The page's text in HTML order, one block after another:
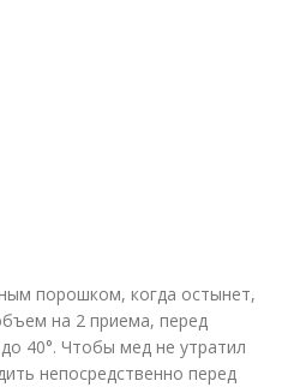
порошком, когда остынет,
на 2 приема, перед
40°. Чтобы мед не утратил
непосредственно перед